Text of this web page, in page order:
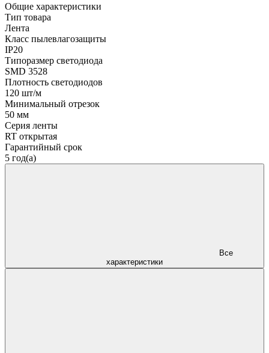
Общие характеристики
Тип товара
Лента
Класс пылевлагозащиты
IP20
Типоразмер светодиода
SMD 3528
Плотность светодиодов
120 шт/м
Минимальный отрезок
50 мм
Серия ленты
RT открытая
Гарантийный срок
5 год(а)
характеристики